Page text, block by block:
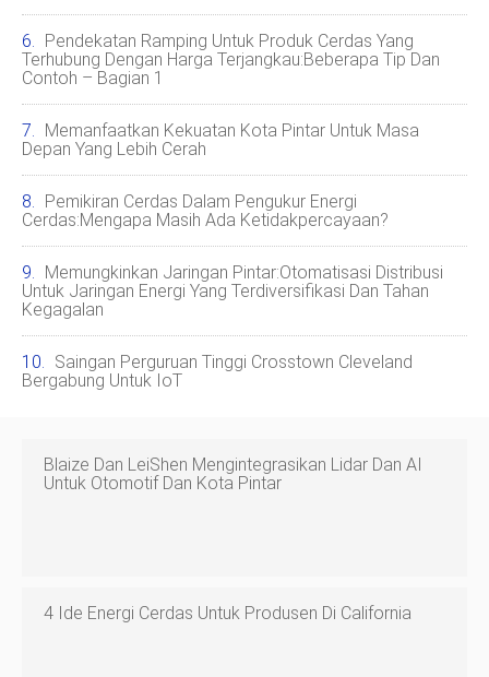
Pendekatan Ramping Untuk Produk Cerdas Yang
Terhubung Dengan Harga Terjangkau:Beberapa Tip Dan
Contoh – Bagian 1
Memanfaatkan Kekuatan Kota Pintar Untuk Masa
Depan Yang Lebih Cerah
Pemikiran Cerdas Dalam Pengukur Energi
Cerdas:Mengapa Masih Ada Ketidakpercayaan?
Memungkinkan Jaringan Pintar:Otomatisasi Distribusi
Untuk Jaringan Energi Yang Terdiversifikasi Dan Tahan
Kegagalan
Saingan Perguruan Tinggi Crosstown Cleveland
Bergabung Untuk IoT
Blaize Dan LeiShen Mengintegrasikan Lidar Dan AI
Untuk Otomotif Dan Kota Pintar
4 Ide Energi Cerdas Untuk Produsen Di California